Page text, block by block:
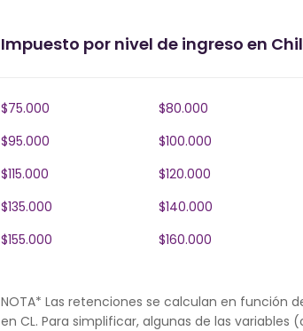
Impuesto por nivel de ingreso en
$75.000 $80.000
$95.000
$100.000
$115.000
$120.000
$135.000
$140.000
$155.000
$160.000
NOTA* Las retenciones se calculan en función
en CL. Para simplificar, algunas de las